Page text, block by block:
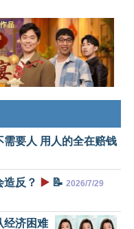
要人 用人的全在赔钱
反？ ▶️ 📝 2026/7/29
经济困难